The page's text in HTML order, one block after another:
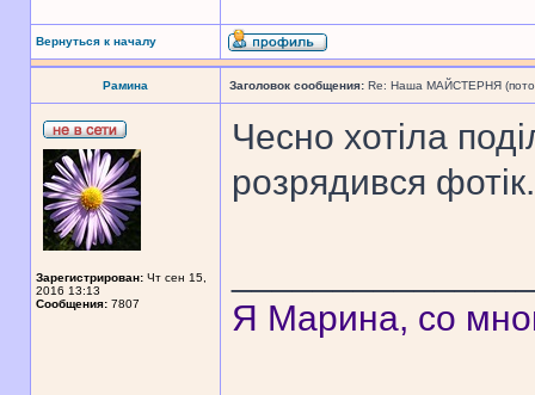
Вернуться к началу
Рамина Заголовок сообщения: Re: Наша МАЙСТЕРНЯ
Зарегистрирован: Чт сен 15,
2016 13:13
Сообщения: 7807
Чесно хотіла
розрядився фотік.
Я Марина, со